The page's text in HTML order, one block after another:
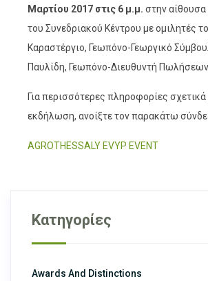
Μαρτίου 2017 στις 6 μ.μ. στην
του Συνεδριακού Κέντρου με ομιλητές
Καραστέργιο, Γεωπόνο-Γεωργικό
Παυλίδη, Γεωπόνο-Διευθυντή Πωλήσεων
Για περισσότερες πληροφορίες σχετικά
εκδήλωση, ανοίξτε τον παρακάτω
AGROTHESSALY EVYP EVENT
Κατηγορίες
Awards And Distinctions